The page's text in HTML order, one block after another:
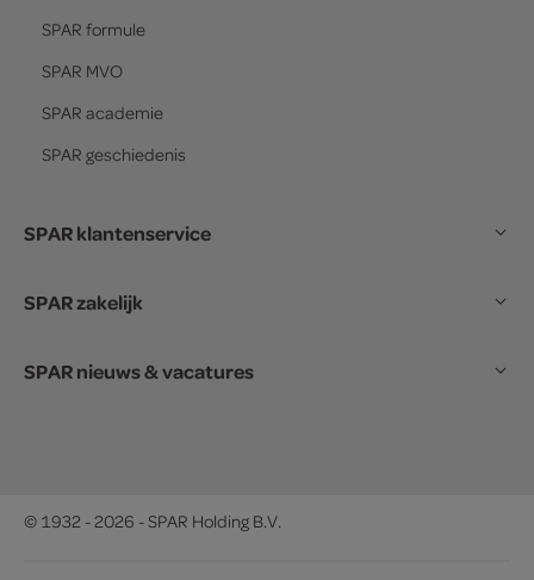
SPAR formule
SPAR MVO
SPAR academie
SPAR geschiedenis
SPAR klantenservice
SPAR zakelijk
SPAR nieuws & vacatures
© 1932 - 2026 - SPAR Holding B.V.